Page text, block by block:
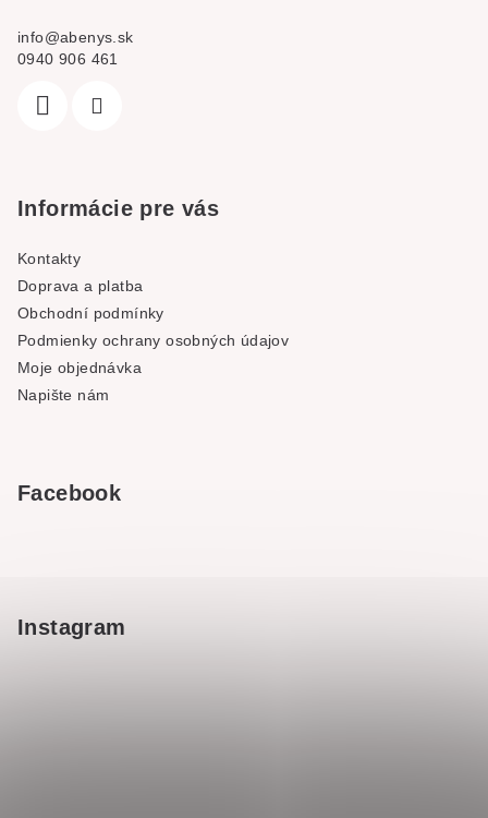
info@abenys.sk
0940 906 461
Informácie pre vás
Kontakty
Doprava a platba
Obchodní podmínky
Podmienky ochrany osobných údajov
Moje objednávka
Napište nám
Facebook
Instagram